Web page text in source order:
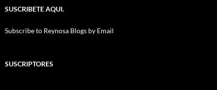
SUSCRIBETE AQUI.
Subscribe to Reynosa Blogs by Email
SUSCRIPTORES